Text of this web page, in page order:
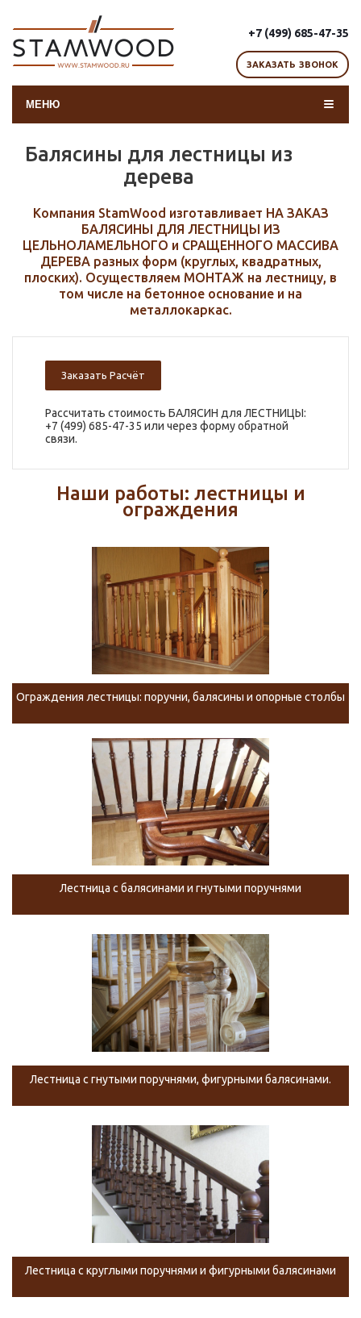
+7 (499) 685-47-35
ЗАКАЗАТЬ ЗВОНОК
МЕНЮ
Балясины для лестницы из
дерева
Компания StamWood изготавливает НА ЗАКАЗ
БАЛЯСИНЫ ДЛЯ ЛЕСТНИЦЫ ИЗ
ЦЕЛЬНОЛАМЕЛЬНОГО и СРАЩЕННОГО МАССИВА
ДЕРЕВА разных форм (круглых, квадратных,
плоских). Осуществляем МОНТАЖ на лестницу, в
том числе на бетонное основание и на
металлокаркас.
Заказать Расчёт
Рассчитать стоимость БАЛЯСИН для ЛЕСТНИЦЫ:
+7 (499) 685-47-35 или через форму обратной
связи.
Наши работы: лестницы и
ограждения
Ограждения лестницы: поручни, балясины и опорные столбы
Лестница с балясинами и гнутыми поручнями
Лестница с гнутыми поручнями, фигурными балясинами.
Лестница с круглыми поручнями и фигурными балясинами